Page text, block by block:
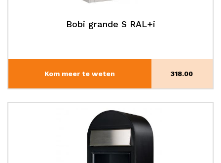
Bobi grande S RAL+i
Kom meer te weten 318.00